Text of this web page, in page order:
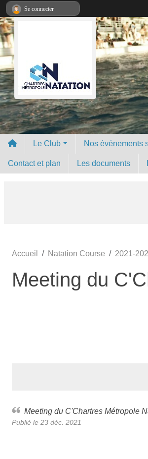
Le Club Nos événements
Contact et plan Les documents
Accueil Natation Course 2021-
Meeting du
Meeting du C'Chartres Métropole
Publié le 23 déc. 2021
Se connecter
Panneau de gestion des cookies